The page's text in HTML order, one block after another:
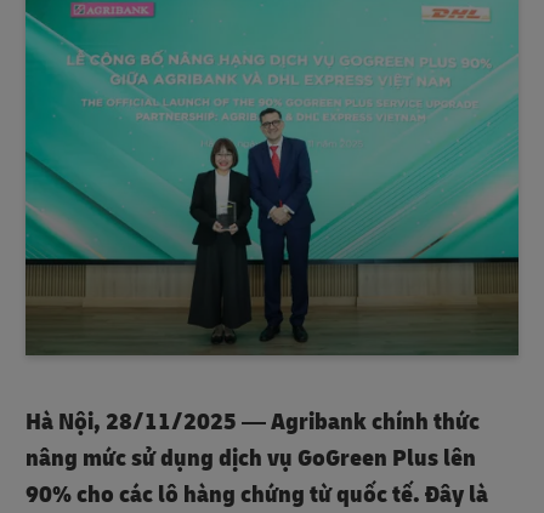
Hà Nội, 28/11/2025 — Agribank chính thức
nâng mức sử dụng dịch vụ GoGreen Plus lên
90% cho các lô hàng chứng từ quốc tế. Đây là